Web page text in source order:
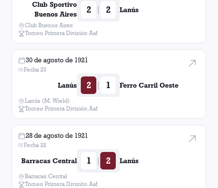
Club Sportivo
Buenos Aires
2 | 2 Lanús
Club Buenos Aires
Torneo Primera División Aaf
30 de agosto de 1921
Fecha 23
Lanús 2 | 1 Ferro Carril Oeste
Lanús (M. Wield)
Torneo Primera División Aaf
28 de agosto de 1921
Fecha 22
Barracas Central 1 | 2 Lanús
Barracas Central
Torneo Primera División Aaf